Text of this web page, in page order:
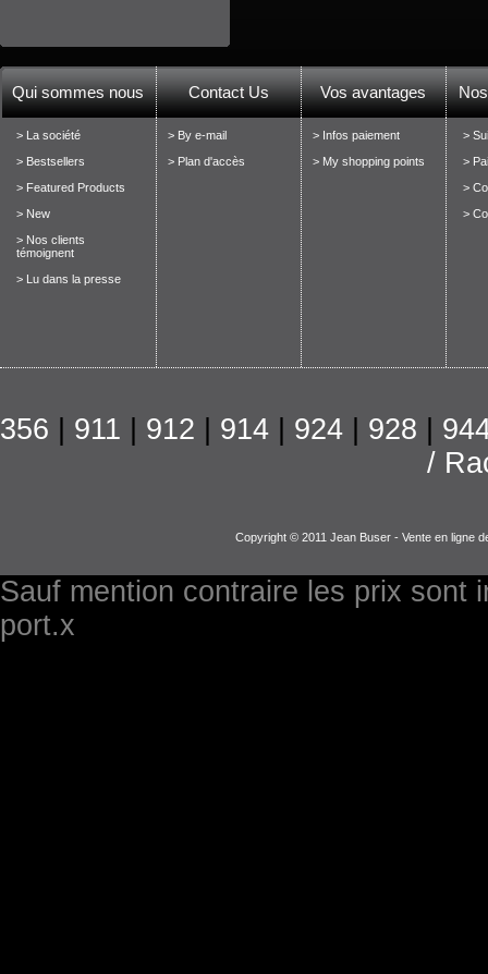
Qui sommes nous Contact Us Vos avantages
> La société
> Bestsellers
> Featured Products
> New
> Nos clients
témoignent
> Lu dans la presse
> By e-mail
> Plan d'accès
> Infos paiement
> My shopping points
>
>
>
>
356 911 912 914 924 928
/
Copyright © 2011 Jean Buser - Vente en ligne
Sauf mention contraire les prix sont
port.x